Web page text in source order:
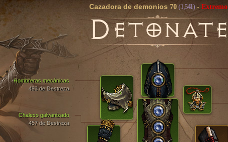
Cazadora de demonios 70 (1,541) - Extremo
DETONATE
Chaleco galvanizado
457 de Destreza
Hombreras mecánicas
493 de Destreza